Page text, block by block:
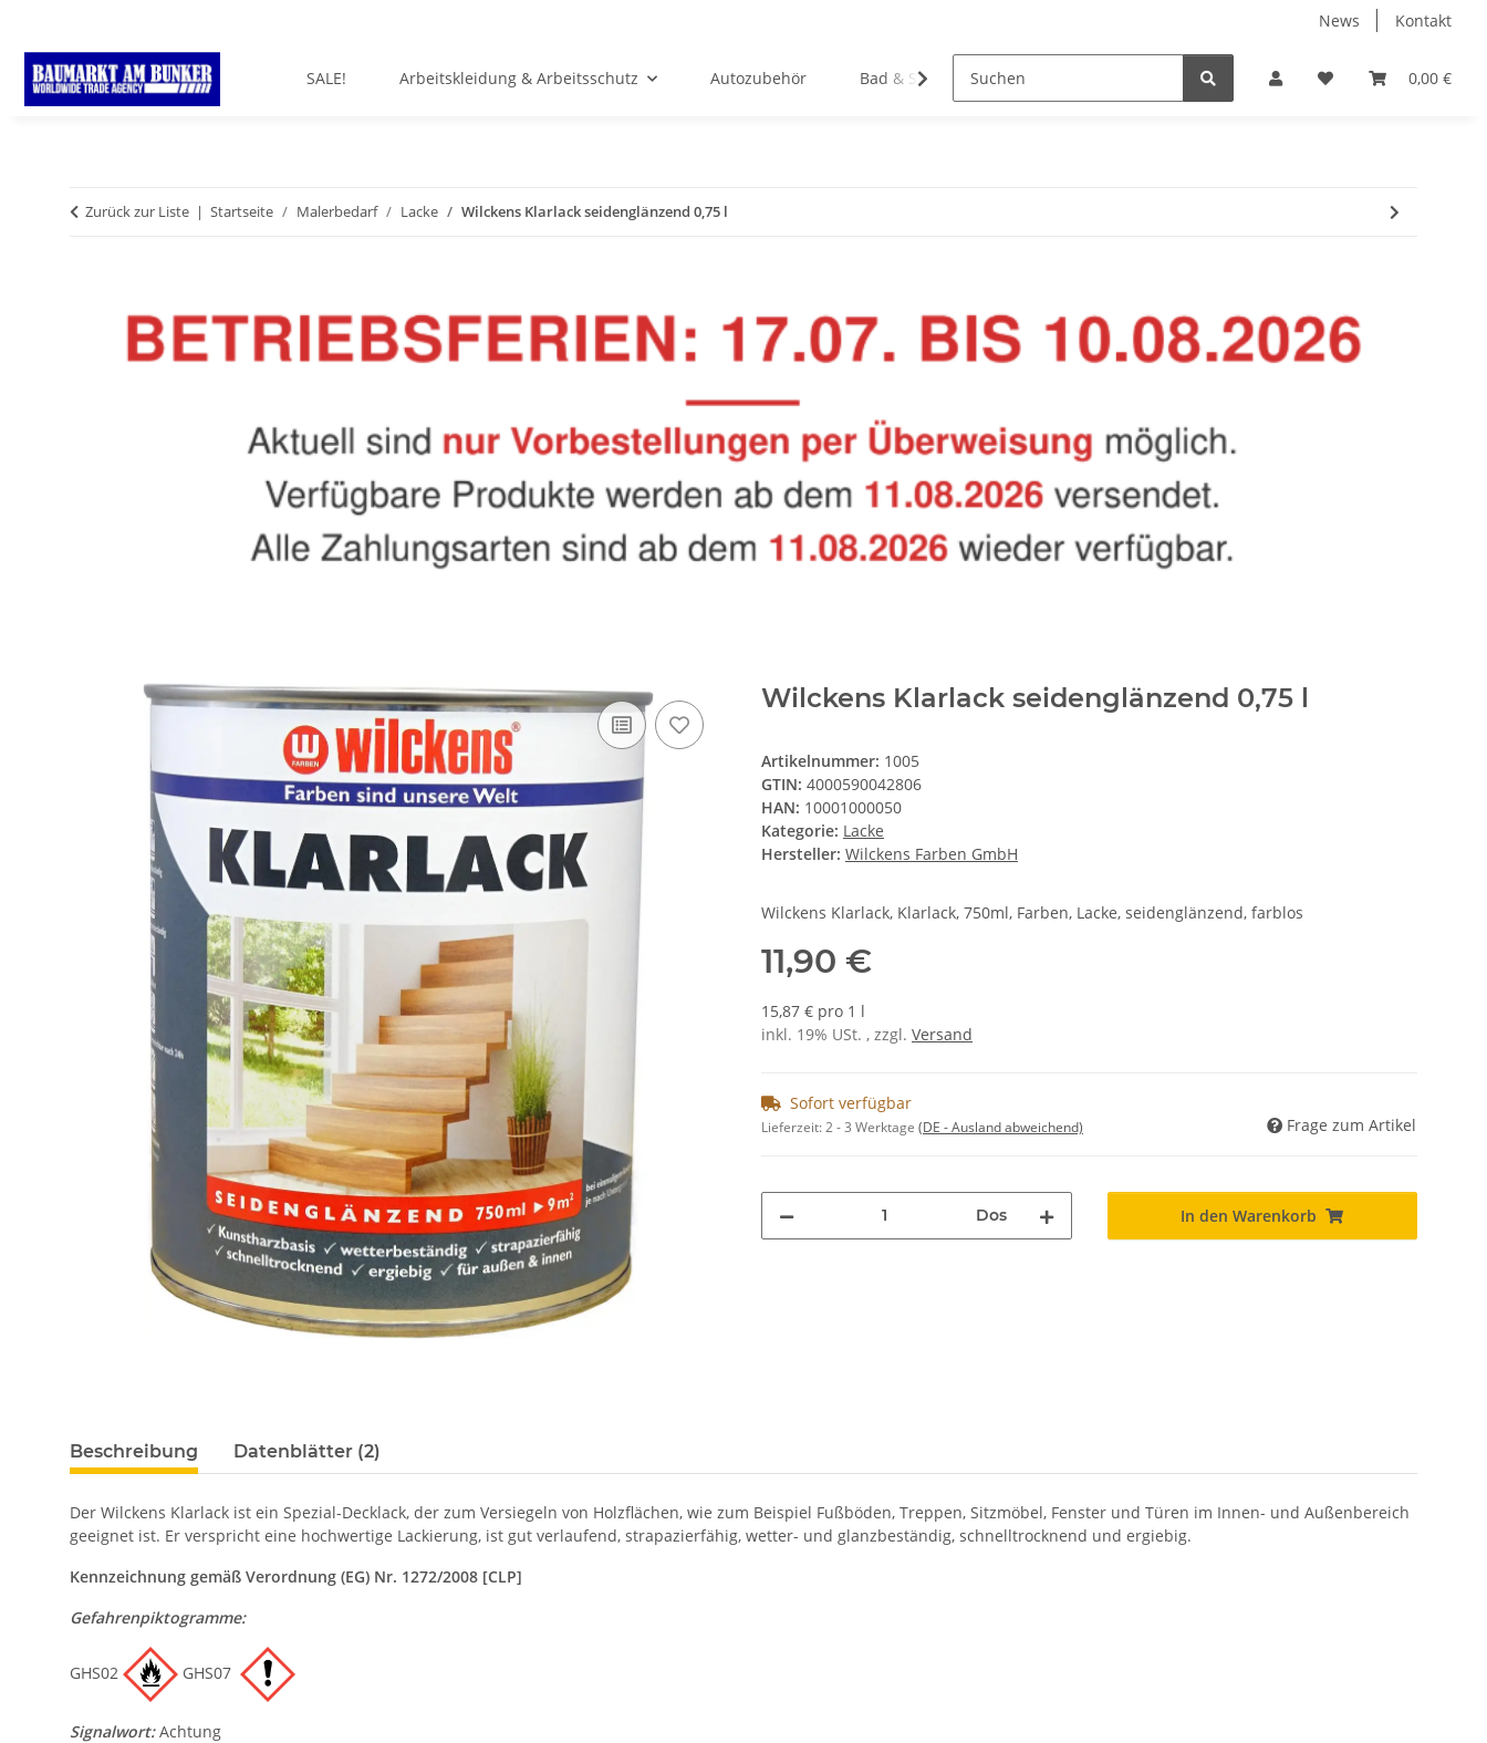
News Kontakt
0,00 €
SALE! Arbeitskleidung & Arbeitsschutz Autozubehör Bad & Sanitär Belüftung & Entlüftung
Zurück zur Liste Startseite Malerbedarf Lacke Wilckens Klarlack seidenglänzend 0,75 l
Wilckens Klarlack seidenglänzend 0,75 l
Artikelnummer: 1005
GTIN: 4000590042806
HAN: 10001000050
Kategorie: Lacke
Hersteller: Wilckens Farben GmbH
Wilckens Klarlack, Klarlack, 750ml, Farben, Lacke, seidenglänzend, farblos
11,90 €
15,87 € pro 1 l
inkl. 19% USt. , zzgl. Versand
Sofort verfügbar
Lieferzeit:2 - 3 Werktage (DE - Ausland abweichend) Frage zum Artikel
Dos In den Warenkorb
Beschreibung Datenblätter (2)
Der Wilckens Klarlack ist ein Spezial-Decklack, der zum Versiegeln von Holzflächen, wie zum Beispiel Fußböden, Treppen, Sitzmöbel, Fenster und Türen im Innen- und Außenbereich
geeignet ist. Er verspricht eine hochwertige Lackierung, ist gut verlaufend, strapazierfähig, wetter- und glanzbeständig, schnelltrocknend und ergiebig.
Kennzeichnung gemäß Verordnung (EG) Nr. 1272/2008 [CLP]
Gefahrenpiktogramme:
GHS02 GHS07
Signalwort:Achtung